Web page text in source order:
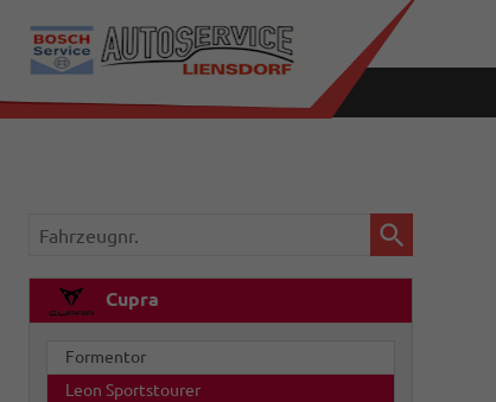
Fahrzeugnr.
Cupra
Formentor
Leon Sportstourer